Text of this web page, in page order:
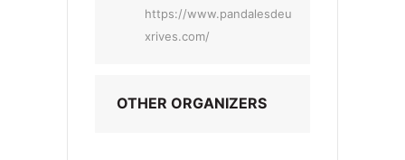
https://www.pandalesdeu
xrives.com/
OTHER ORGANIZERS